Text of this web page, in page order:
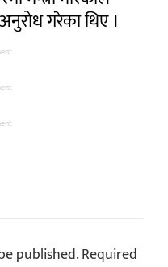
गरेका थिए ।
published.Required